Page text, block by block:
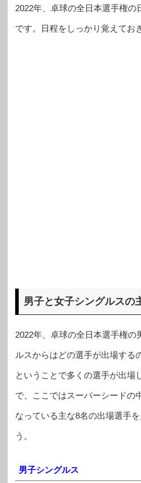
2022年、卓球の全日本選手権の
です。日程をしっかり覚えてお
男子と女子シングルスの
2022年、卓球の全日本選手権の
ルスからはどの選手が出場する
ということで多くの選手が出場
で、ここではスーパーシードの
なっている主な8名の出場選手
う。
男子シングルス